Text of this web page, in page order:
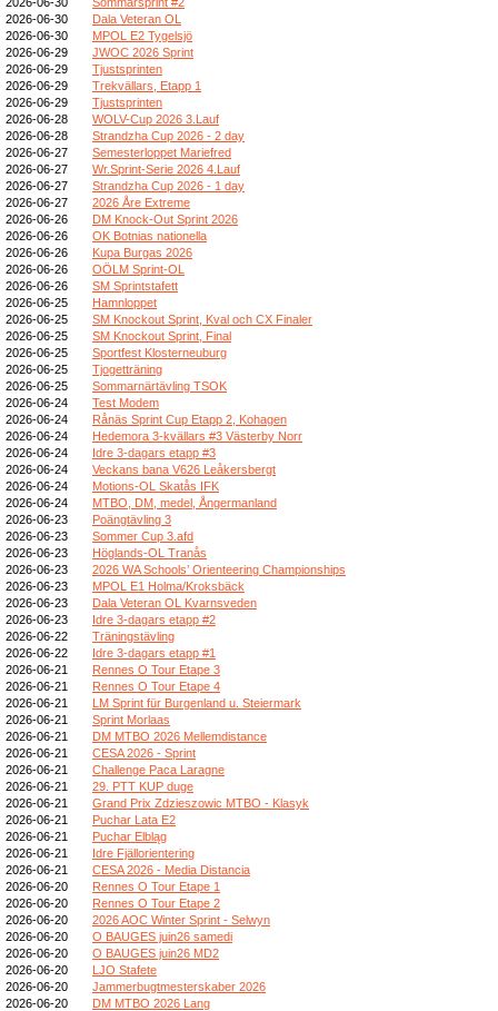
2026-06-30
Dala Veteran OL
2026-06-30
MPOL E2 Tygelsjö
2026-06-29
JWOC 2026 Sprint
2026-06-29
Tjustsprinten
2026-06-29
Trekvällars, Etapp 1
2026-06-29
Tjustsprinten
2026-06-28
WOLV-Cup 2026 3.Lauf
2026-06-28
Strandzha Cup 2026 - 2 day
2026-06-27
Semesterloppet Mariefred
2026-06-27
Wr.Sprint-Serie 2026 4.Lauf
2026-06-27
Strandzha Cup 2026 - 1 day
2026-06-27
2026 Åre Extreme
2026-06-26
DM Knock-Out Sprint 2026
2026-06-26
OK Botnias nationella
2026-06-26
Kupa Burgas 2026
2026-06-26
OÖLM Sprint-OL
2026-06-26
SM Sprintstafett
2026-06-25
Hamnloppet
2026-06-25
SM Knockout Sprint, Kval och CX Finaler
2026-06-25
SM Knockout Sprint, Final
2026-06-25
Sportfest Klosterneuburg
2026-06-25
Tjogetträning
2026-06-25
Sommarnärtävling TSOK
2026-06-24
Test Modem
2026-06-24
Rånäs Sprint Cup Etapp 2, Kohagen
2026-06-24
Hedemora 3-kvällars #3 Västerby Norr
2026-06-24
Idre 3-dagars etapp #3
2026-06-24
Veckans bana V626 Leåkersbergt
2026-06-24
Motions-OL Skatås IFK
2026-06-24
MTBO, DM, medel, Ångermanland
2026-06-23
Poängtävling 3
2026-06-23
Sommer Cup 3.afd
2026-06-23
Höglands-OL Tranås
2026-06-23
2026 WA Schools’ Orienteering Championships
2026-06-23
MPOL E1 Holma/Kroksbäck
2026-06-23
Dala Veteran OL Kvarnsveden
2026-06-23
Idre 3-dagars etapp #2
2026-06-22
Träningstävling
2026-06-22
Idre 3-dagars etapp #1
2026-06-21
Rennes O Tour Etape 3
2026-06-21
Rennes O Tour Etape 4
2026-06-21
LM Sprint für Burgenland u. Steiermark
2026-06-21
Sprint Morlaas
2026-06-21
DM MTBO 2026 Mellemdistance
2026-06-21
CESA 2026 - Sprint
2026-06-21
Challenge Paca Laragne
2026-06-21
29. PTT KUP duge
2026-06-21
Grand Prix Zdzieszowic MTBO - Klasyk
2026-06-21
Puchar Lata E2
2026-06-21
Puchar Elbląg
2026-06-21
Idre Fjällorientering
2026-06-21
CESA 2026 - Media Distancia
2026-06-20
Rennes O Tour Etape 1
2026-06-20
Rennes O Tour Etape 2
2026-06-20
2026 AOC Winter Sprint - Selwyn
2026-06-20
O BAUGES juin26 samedi
2026-06-20
O BAUGES juin26 MD2
2026-06-20
LJO Stafete
2026-06-20
Jammerbugtmesterskaber 2026
2026-06-20
DM MTBO 2026 Lang